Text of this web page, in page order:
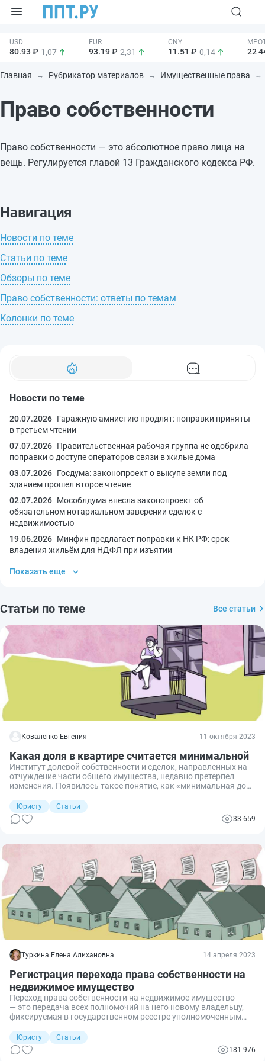
80.93 ₽ 1,07 93.19 ₽ 2,31 11.51 ₽ 0,14 22
Главная Рубрикатор материалов Имущественные права
Право собственности
Право собственности — это абсолютное право лица на
вещь. Регулируется главой 13 Гражданского кодекса РФ.
Новости по теме
20.07.2026 Гаражную амнистию продлят: поправки приняты
в третьем чтении
07.07.2026 Правительственная рабочая группа не одобрила
поправки о доступе операторов связи в жилые дома
03.07.2026 Госдума: законопроект о выкупе земли под
зданием прошел второе чтение
02.07.2026 Мособлдума внесла законопроект об
обязательном нотариальном заверении сделок с
недвижимостью
19.06.2026 Минфин предлагает поправки к НК РФ: срок
владения жильём для НДФЛ при изъятии
Показать еще
Статьи по теме Все статьи
Коваленко Евгения 11 октября 2023
Какая доля в квартире считается минимальной
Институт долевой собственности и сделок, направленных на
отчуждение части общего имущества, недавно претерпел
изменения. Появилось такое понятие, как «минимальная доля
при продаже, дарении, проживании и регистрации.
Юристу
Статьи
33 659
Туркина Елена Алихановна 14 апреля 2023
Регистрация перехода права собственности на
недвижимое имущество
Переход права собственности на недвижимое имущество
— это передача всех полномочий на него новому владельцу,
фиксируемая в государственном реестре уполномоченным
Юристу
Статьи
181 976
Навигация
Новости по теме
Статьи по теме
Обзоры по теме
Право собственности: ответы по темам
Колонки по теме